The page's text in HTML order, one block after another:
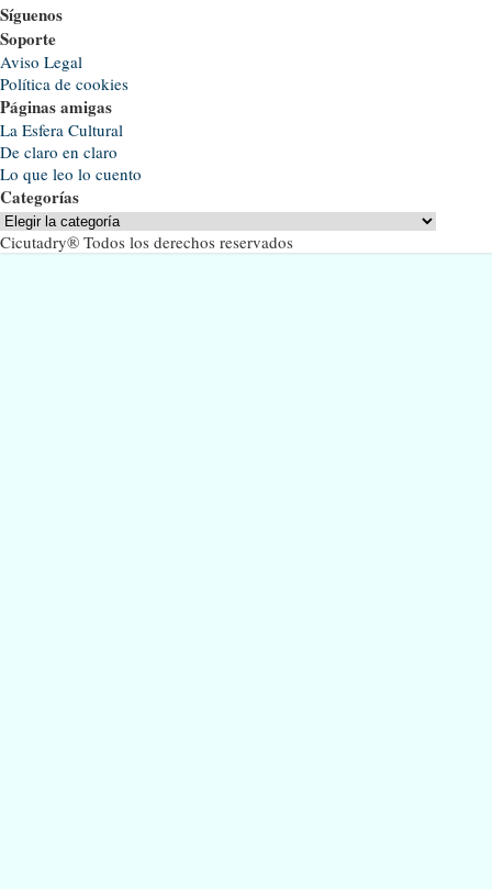
Síguenos
Soporte
Aviso Legal
Política de cookies
Páginas amigas
La Esfera Cultural
De claro en claro
Lo que leo lo cuento
Categorías
Categorías
Cicutadry® Todos los derechos reservados